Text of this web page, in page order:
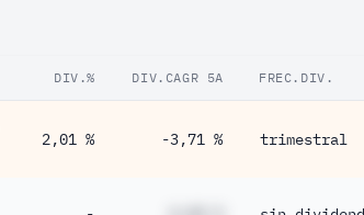
DIV.% DIV.CAGR 5A FREC.DIV.
2,01 % -3,71 % trimestral